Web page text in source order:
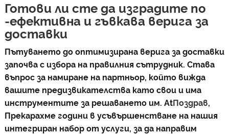
Готови ли сте да изградите по
-ефективна и гъвкава верига за
доставки
Пътуването до оптимизирана верига за доставки
започва с избора на правилния сътрудник. Става
въпрос за намиране на партньор, който вижда
вашите предизвикателства като свои и има
инструментите за решаването им. AtПоздрав,
Прекарахме години в усъвършенстване на нашия
интегриран набор от услуги, за да направим